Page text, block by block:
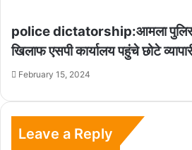
police dictatorship:आमला पुलिस
खिलाफ एसपी कार्यालय पहुंचे छोटे
February 15, 2024
Leave a Reply